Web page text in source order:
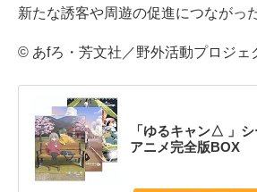
新たな誘客や周遊の促進につながっ
© あfろ・芳文社／野外活動プロジェ
「ゆるキャン△ 」
アニメ完全版BOX